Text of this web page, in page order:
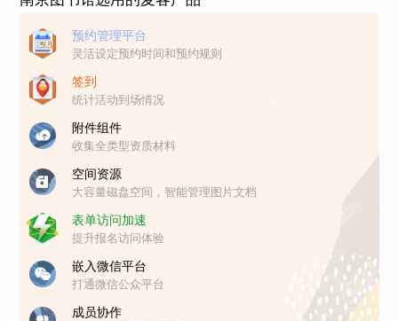
预约管理平台
灵活设定预约时间和预约规则
签到
统计活动到场情况
附件组件
收集全类型资质材料
空间资源
大容量磁盘空间，智能管理图片文档
表单访问加速
提升报名访问体验
嵌入微信平台
打通微信公众平台
成员协作